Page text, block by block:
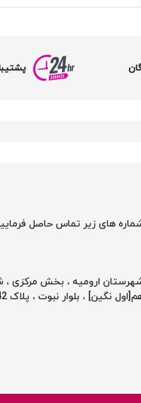
پشتیبانی
های زیر تماس حاصل
ارومیه ، بخش مرکزی ،
، بلوار نبوت ، پلاک 142 ، طبقه اول